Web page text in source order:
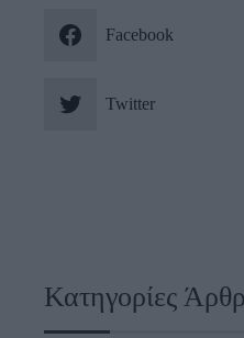
Facebook
Twitter
Κατηγορίες